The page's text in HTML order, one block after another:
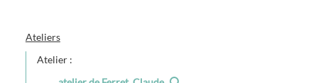
Ateliers
Atelier :